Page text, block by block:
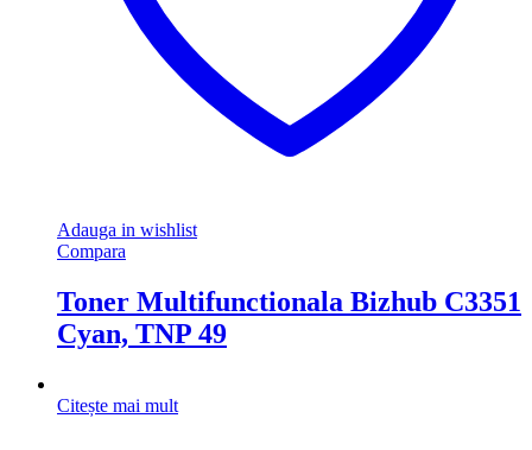
Adauga in wishlist
Compara
Toner Multifunctionala Bizhub C3351
Cyan, TNP 49
Citește mai mult